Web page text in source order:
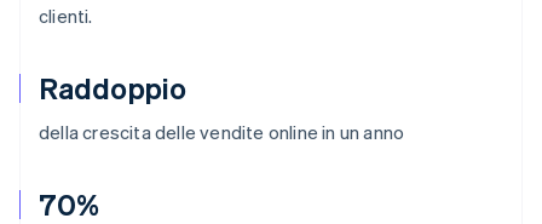
Raddoppio
della crescita delle vendite online in un anno
70%
clienti.